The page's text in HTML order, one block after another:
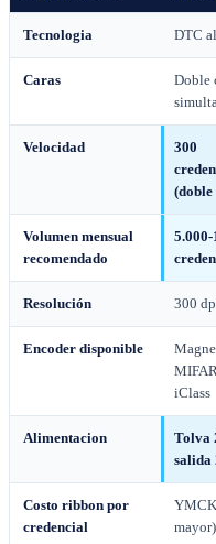
Tecnologia DTC
Caras
Doble
Velocidad
300
Volumen mensual
recomendado
5.000-
Resolución 300
Encoder disponible
iClass
Alimentacion
Tolva
salida
Costo ribbon por
credencial
mayor)